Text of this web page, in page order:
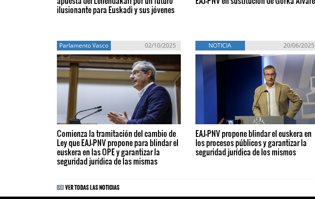
ilusionante para Euskadi y sus jóvenes
Parlamento Vasco 02/10/2025
Comienza la tramitación del cambio de
Ley que EAJ-PNV propone para blindar el
euskera en las OPE y garantizar la
seguridad jurídica de las mismas
NOTICIA 20/06/2025
EAJ-PNV propone blindar el euskera en
los procesos públicos y garantizar la
seguridad jurídica de los mismos
VER TODAS LAS NOTICIAS